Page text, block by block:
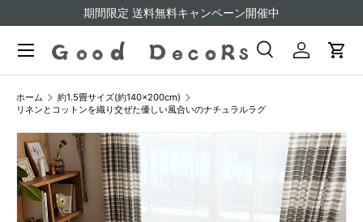
コンテンツへスキップ
期間限定 送料無料キャンペーン開催中
検索
検索 ログインカー
ホーム
約1.5畳サイズ(約140×200cm)
リネンとコットンを織り交ぜた優しい風合いのナチュラルラグ
商品情報にスキップ